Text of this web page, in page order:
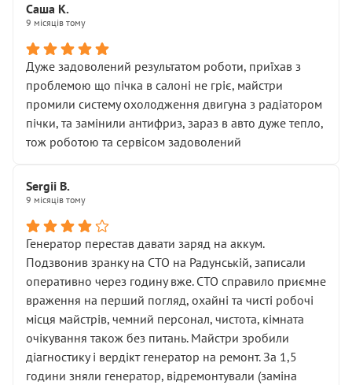
Саша К.
9 місяців тому
Дуже задоволений результатом роботи, приїхав з
проблемою що пічка в салоні не гріє, майстри
промили систему охолодження двигуна з радіатором
пічки, та замінили антифриз, зараз в авто дуже тепло,
тож роботою та сервісом задоволений
Sergii B.
9 місяців тому
Генератор перестав давати заряд на аккум.
Подзвонив зранку на СТО на Радунській, записали
оперативно через годину вже. СТО справило приємне
враження на перший погляд, охайні та чисті робочі
місця майстрів, чемний персонал, чистота, кімната
очікування також без питань. Майстри зробили
діагностику і вердікт генератор на ремонт. За 1,5
години зняли генератор, відремонтували (заміна